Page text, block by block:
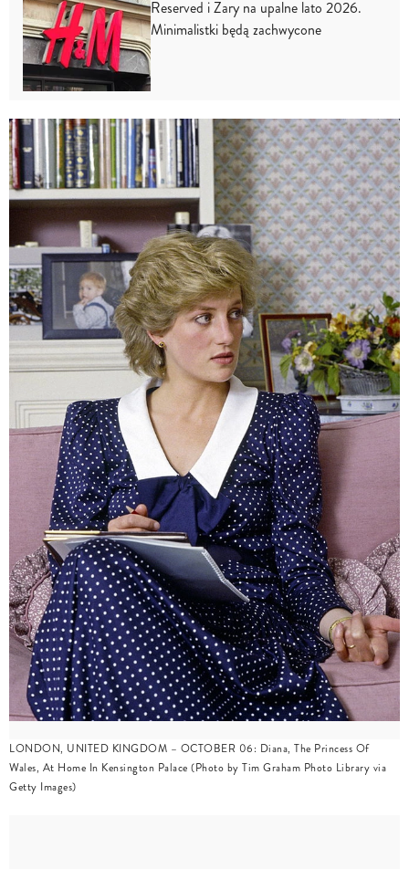
Reserved i Zary na upalne lato 2026.
Minimalistki będą zachwycone
LONDON, UNITED KINGDOM – OCTOBER 06: Diana, The Princess Of
Wales, At Home In Kensington Palace (Photo by Tim Graham Photo Library via
Getty Images)